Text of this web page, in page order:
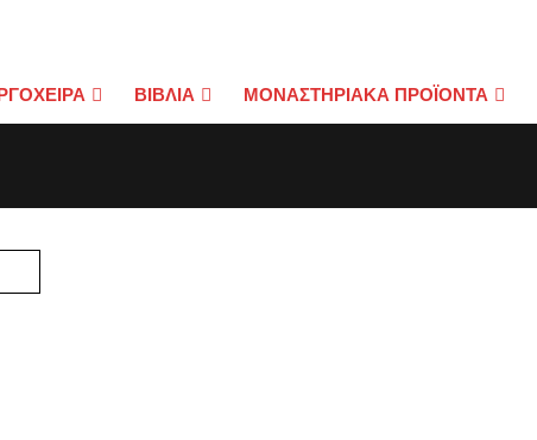
ΒΙΒΛΙΑ ΜΟΝΑΣΤΗΡΙΑΚΑ ΠΡΟΪΟΝΤΑ